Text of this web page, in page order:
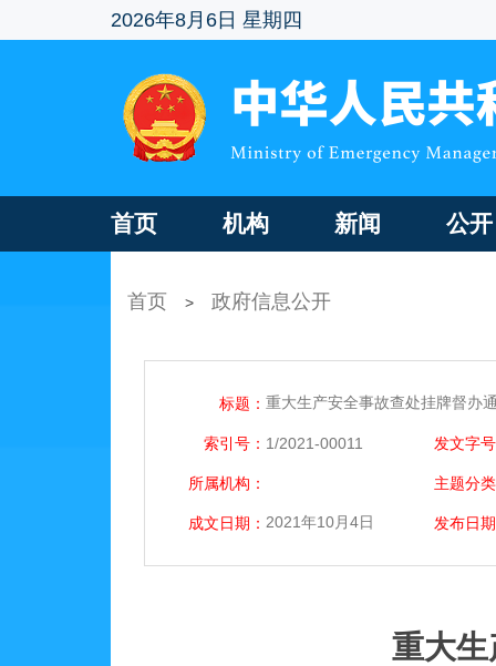
2026年8月6日 星期四
首页 机构 新闻 公开
首页 > 政府信息公开
标题： 重大生产安全事故查处挂牌督办
索引号： 1/2021-00011 发文字
所属机构： 主题分
成文日期： 2021年10月4日 发布日
重大